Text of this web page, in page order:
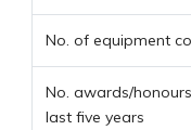
No. of equipment
No. awards/
last five years